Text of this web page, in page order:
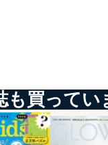
に保持しています。
ファイルへのパスワ
買ってい